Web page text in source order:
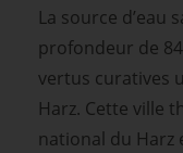
La source d’eau
profondeur de
vertus curatives
Harz. Cette ville
national du Harz